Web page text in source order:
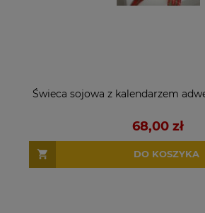
Świeca sojowa z kalendarzem
68,00 zł
DO KOSZYKA